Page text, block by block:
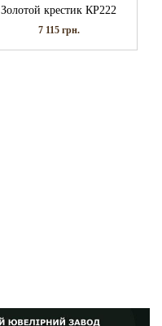
Золотой крестик КР222
7 115 грн.